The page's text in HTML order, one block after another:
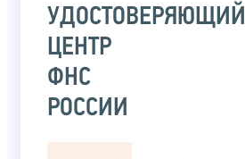
УДОСТОВЕРЯЮЩИЙ
ЦЕНТР
ФНС
РОССИИ